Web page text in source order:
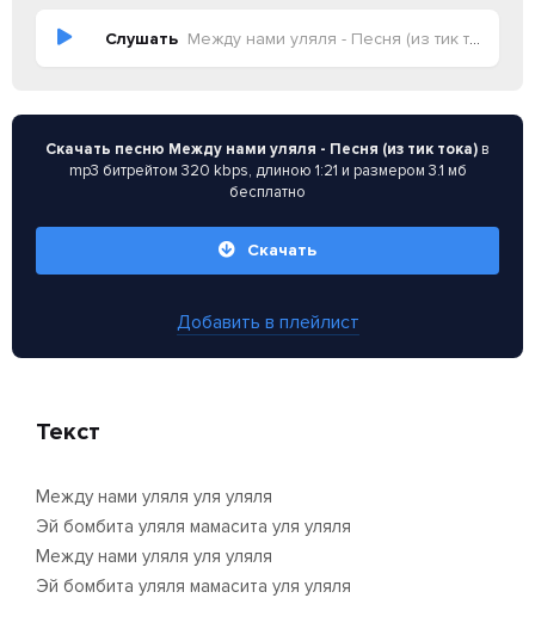
Слушать Между нами уляля - Песня (из тик тока)
Скачать песню Между нами уляля - Песня (из тик тока) в
mp3 битрейтом 320 kbps, длиною 1:21 и размером 3.1 мб
бесплатно
Скачать
Добавить в плейлист
Текст
Между нами уляля уля уляля
Эй бомбита уляля мамасита уля уляля
Между нами уляля уля уляля
Эй бомбита уляля мамасита уля уляля